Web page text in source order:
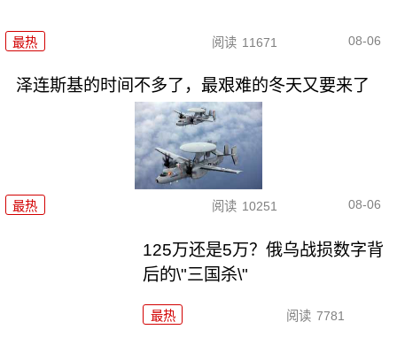
最热 阅读 11671 08-06
泽连斯基的时间不多了，最艰难的冬天又要来了
最热 阅读 10251 08-06
125万还是5万？俄乌战损数字背
后的\"三国杀\"
最热 阅读 7781